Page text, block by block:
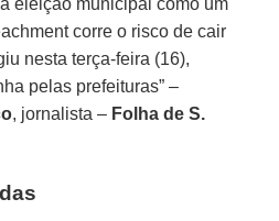
corre o risco de cair
nesta terça-feira (16),
pelas prefeituras” –
, jornalista – Folha de S.